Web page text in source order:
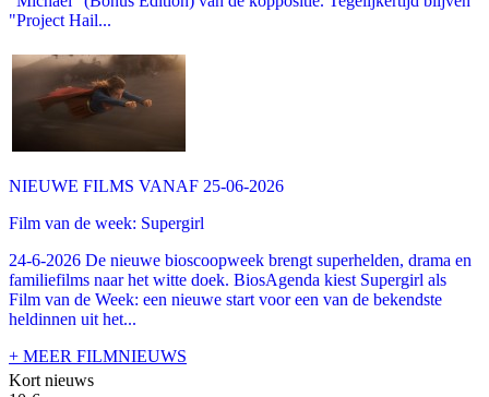
"Project Hail...
NIEUWE FILMS VANAF 25-06-2026
Film van de week: Supergirl
24-6-2026 De nieuwe bioscoopweek brengt superhelden, drama en
familiefilms naar het witte doek. BiosAgenda kiest Supergirl als
Film van de Week: een nieuwe start voor een van de bekendste
heldinnen uit het...
+ MEER FILMNIEUWS
Kort nieuws